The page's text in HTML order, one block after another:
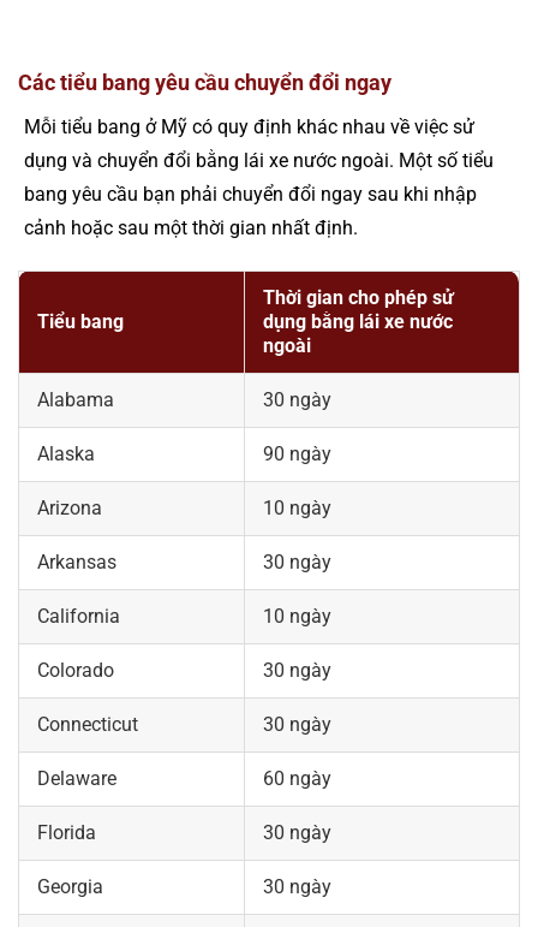
Các tiểu bang yêu cầu chuyển đổi ngay
Mỗi tiểu bang ở Mỹ có quy định khác nhau về việc sử
dụng và chuyển đổi bằng lái xe nước ngoài. Một số tiểu
bang yêu cầu bạn phải chuyển đổi ngay sau khi nhập
cảnh hoặc sau một thời gian nhất định.
Tiểu bang
Thời gian cho phép sử
dụng bằng lái xe nước
ngoài
Alabama 30 ngày
Alaska 90 ngày
Arizona 10 ngày
Arkansas 30 ngày
California 10 ngày
Colorado 30 ngày
Connecticut 30 ngày
Delaware 60 ngày
Florida 30 ngày
Georgia 30 ngày